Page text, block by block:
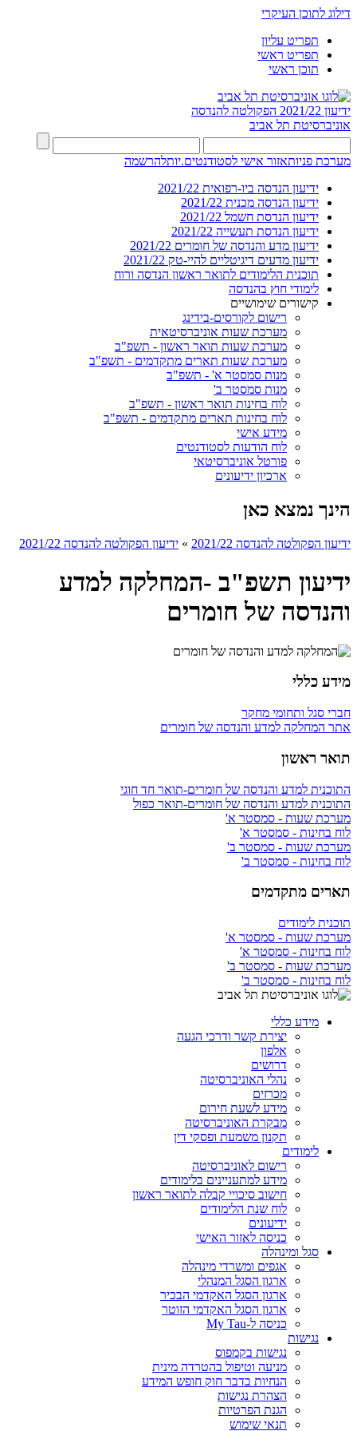
דילוג לתוכן העיקרי
תפריט עליון
תפריט ראשי
תוכן ראשי
ידיעון 2021/22
הפקולטה להנדסה
אוניברסיטת תל אביב
מערכת פניותאזור אישי לסטודנטים.יותלהרשמה
ידיעון הנדסה ביו-רפואית 2021/22
ידיעון הנדסה מכנית 2021/22
ידיעון הנדסת חשמל 2021/22
ידיעון הנדסת תעשייה 2021/22
ידיעון מדע והנדסה של חומרים 2021/22
ידיעון מדעים דיגיטליים להיי-טק 2021/22
תוכנית הלימודים לתואר ראשון הנדסה ורוח
לימודי חוץ בהנדסה
קישורים שימושיים
רישום לקורסים-בידינג
מערכת שעות אוניברסיטאית
מערכת שעות תואר ראשון - תשפ"ב
מערכת שעות תארים מתקדמים - תשפ"ב
מנות סמסטר א' - תשפ"ב
מנות סמסטר ב'
לוח בחינות תואר ראשון - תשפ"ב
לוח בחינות תארים מתקדמים - תשפ"ב
מידע אישי
לוח הודעות לסטודנטים
פורטל אוניברסיטאי
ארכיון ידיעונים
הינך נמצא כאן
ידיעון הפקולטה להנדסה 2021/22 » ידיעון הפקולטה להנדסה 2021/22
ידיעון תשפ"ב -המחלקה למדע
והנדסה של חומרים
מידע כללי
חברי סגל ותחומי מחקר
אתר המחלקה למדע והנדסה של חומרים
תואר ראשון
התוכנית למדע והנדסה של חומרים-תואר חד חוגי
התוכנית למדע והנדסה של חומרים-תואר כפול
מערכת שעות - סמסטר א'
לוח בחינות - סמסטר א'
מערכת שעות - סמסטר ב'
לוח בחינות - סמסטר ב'
תארים מתקדמים
תוכנית לימודים
מערכת שעות - סמסטר א'
לוח בחינות - סמסטר א'
מערכת שעות - סמסטר ב'
לוח בחינות - סמסטר ב'
מידע כללי
יצירת קשר ודרכי הגעה
אלפון
דרושים
נהלי האוניברסיטה
מכרזים
מידע לשעת חירום
מבקרת האוניברסיטה
תקנון משמעת ופסקי דין
לימודים
רישום לאוניברסיטה
מידע למתעניינים בלימודים
חישוב סיכויי קבלה לתואר ראשון
לוח שנת הלימודים
ידיעונים
כניסה לאזור האישי
סגל ומינהלה
אגפים ומשרדי מינהלה
ארגון הסגל המנהלי
ארגון הסגל האקדמי הבכיר
ארגון הסגל האקדמי הזוטר
כניסה ל-My Tau
נגישות
נגישות בקמפוס
מניעה וטיפול בהטרדה מינית
הנחיות בדבר חוק חופש המידע
הצהרת נגישות
הגנת הפרטיות
תנאי שימוש